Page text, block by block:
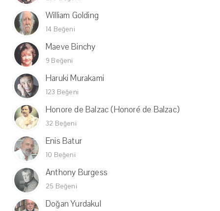
William Golding
14 Beğeni
Maeve Binchy
9 Beğeni
Haruki Murakami
123 Beğeni
Honore de Balzac (Honoré de Balzac)
32 Beğeni
Enis Batur
10 Beğeni
Anthony Burgess
25 Beğeni
Doğan Yurdakul